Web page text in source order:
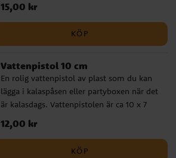
sak att få i kalaspåsen. Bilarna har olika
färger/utseende och de säljs osorterade
och individuellt förpackade. Reservballong
barn under 3 år.
Pris:15,00 kr
15,00 kr
KÖP
Vattenpistol 10 cm
En rolig vattenpistol av plast som du kan
lägga i kalaspåsen eller partyboxen när det
är kalasdags. Vattenpistolen är ca 10 x 7
cm stor och finns i olika färger. Säljs
osorterade och styckvis.
Pris:12,00 kr
12,00 kr
KÖP